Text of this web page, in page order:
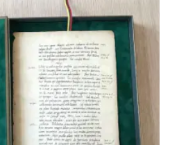
Lukošiškės sentikių religinė
rūpinasi cerkvės išsaugojimu
Čekiškėje vyks 2028 metų Europos
automodelių čempionatas